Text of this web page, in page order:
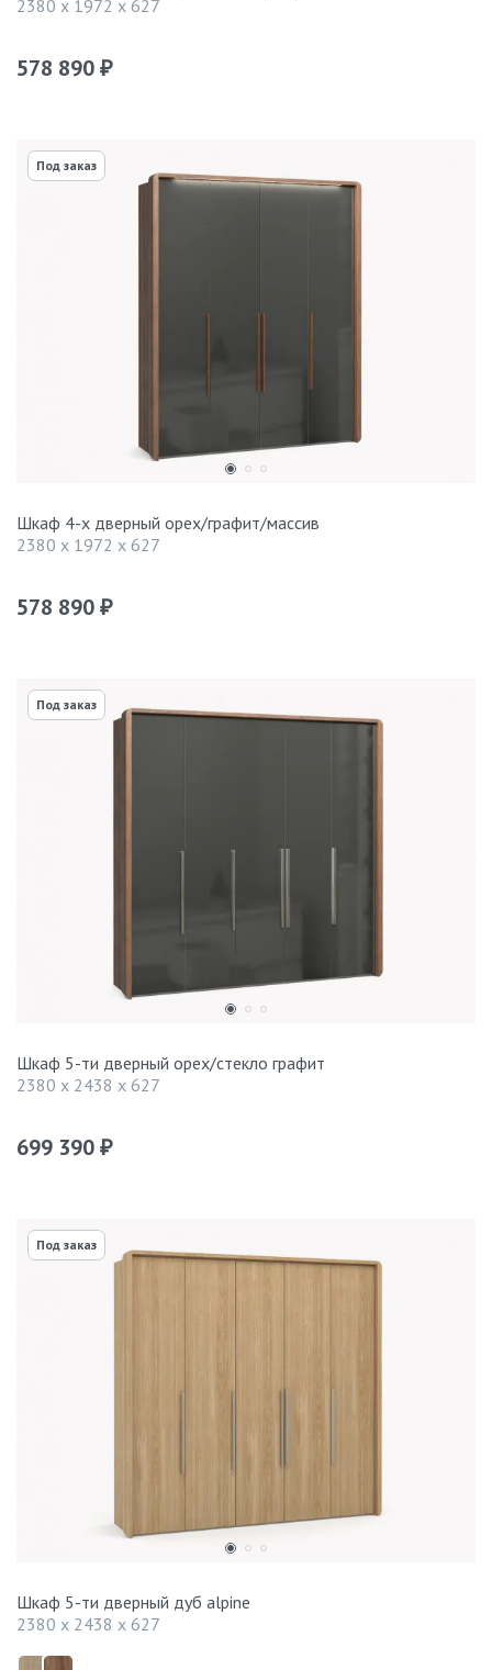
2380 x 1972 x 627
578 890 ₽
Под заказ
Шкаф 4-х дверный орех/графит/массив
2380 x 1972 x 627
578 890 ₽
Под заказ
Шкаф 5-ти дверный орех/стекло графит
2380 x 2438 x 627
699 390 ₽
Под заказ
Шкаф 5-ти дверный дуб alpine
2380 x 2438 x 627